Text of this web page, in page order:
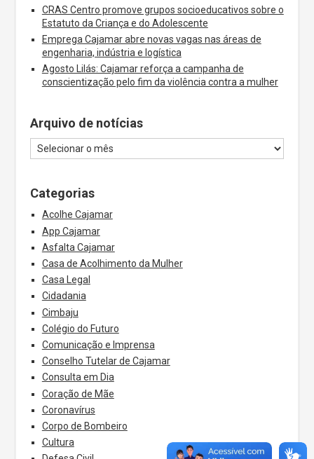
CRAS Centro promove grupos socioeducativos sobre o
Estatuto da Criança e do Adolescente
Emprega Cajamar abre novas vagas nas áreas de
engenharia, indústria e logística
Agosto Lilás: Cajamar reforça a campanha de
conscientização pelo fim da violência contra a mulher
Arquivo de notícias
Categorias
Acolhe Cajamar
App Cajamar
Asfalta Cajamar
Casa de Acolhimento da Mulher
Casa Legal
Cidadania
Cimbaju
Colégio do Futuro
Comunicação e Imprensa
Conselho Tutelar de Cajamar
Consulta em Dia
Coração de Mãe
Coronavírus
Corpo de Bombeiro
Cultura